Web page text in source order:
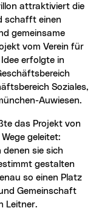
attraktiviert die
schafft einen
gemeinsame
vom Verein für
erfolgte in
Soziales,
Auwiesen.
geleitet:
denen sie sich
gestalten
so einen Platz
Gemeinschaft
Leitner.